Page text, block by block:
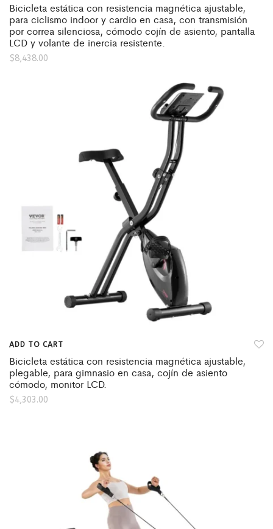
Bicicleta estática con resistencia magnética ajustable,
para ciclismo indoor y cardio en casa, con transmisión
por correa silenciosa, cómodo cojín de asiento, pantalla
LCD y volante de inercia resistente.
$8,438.00
ADD TO CART
Bicicleta estática con resistencia magnética ajustable,
plegable, para gimnasio en casa, cojín de asiento
cómodo, monitor LCD.
$4,303.00